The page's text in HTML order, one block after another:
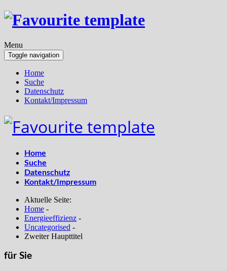
Menu
Toggle navigation
Home
Suche
Datenschutz
Kontakt/Impressum
Home
Suche
Datenschutz
Kontakt/Impressum
Aktuelle Seite:
Home -
Energieeffizienz -
Uncategorised -
Zweiter Haupttitel
für Sie